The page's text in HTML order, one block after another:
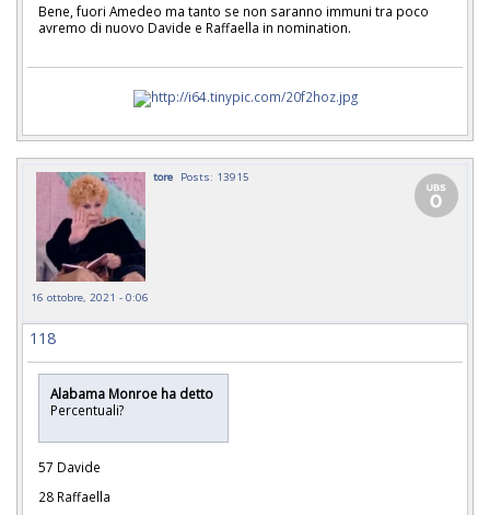
Bene, fuori Amedeo ma tanto se non saranno immuni tra poco
avremo di nuovo Davide e Raffaella in nomination.
tore Posts: 13915
16 ottobre, 2021 - 0:06
118
Alabama Monroe ha detto
Percentuali?
57 Davide
28 Raffaella